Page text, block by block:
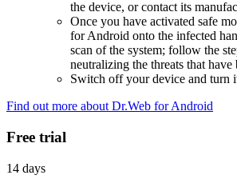
the device, or contact its
Once you have activated safe
for Android onto the infected
scan of the system; follow the
neutralizing the threats that have
Switch off your device and turn
Find out more about Dr.Web for Android
Free trial
14 days